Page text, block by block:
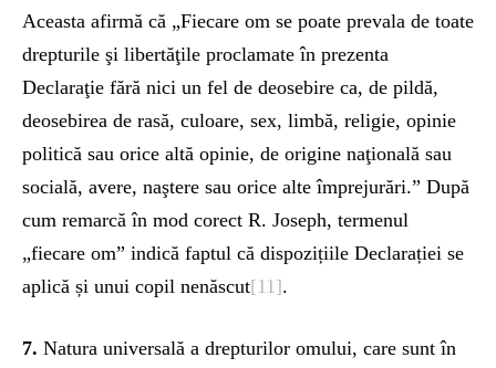
Aceasta afirmă că „Fiecare om se poate prevala de toate
drepturile şi libertăţile proclamate în prezenta
Declaraţie fără nici un fel de deosebire ca, de pildă,
deosebirea de rasă, culoare, sex, limbă, religie, opinie
politică sau orice altă opinie, de origine naţională sau
socială, avere, naştere sau orice alte împrejurări.” După
cum remarcă în mod corect R. Joseph, termenul
„fiecare om” indică faptul că dispozițiile Declarației se
aplică și unui copil nenăscut[11].
7. Natura universală a drepturilor omului, care sunt în